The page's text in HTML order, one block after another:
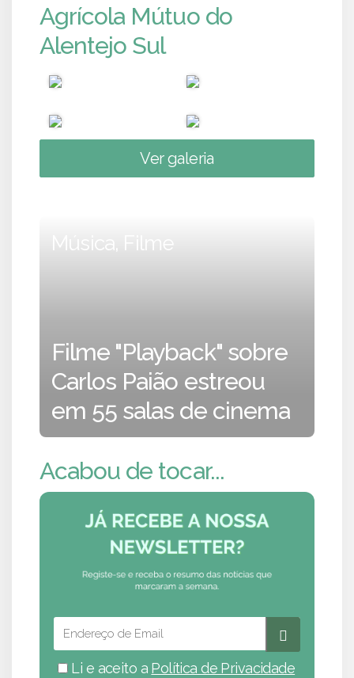
Agrícola Mútuo do
Alentejo Sul
Ver galeria
Música, Filme
Filme "Playback" sobre
Carlos Paião estreou
em 55 salas de cinema
Acabou de tocar...
Li e aceito a Política de Privacidade